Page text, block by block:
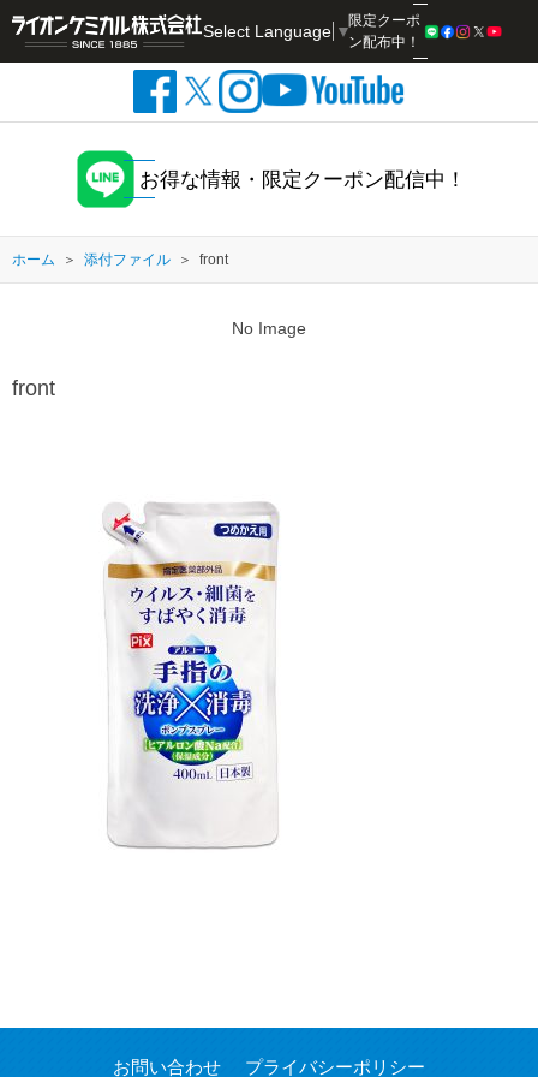
Select Language ▼
限定クーポ
ン配布中！
お得な情報・限定クーポン配信中！
ホーム 添付ファイル front
No Image
front
お問い合わせ プライバシーポリシー
検索